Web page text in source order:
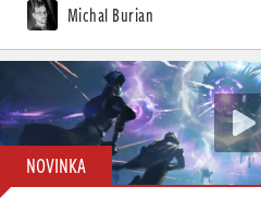
Michal Burian
NOVINKA